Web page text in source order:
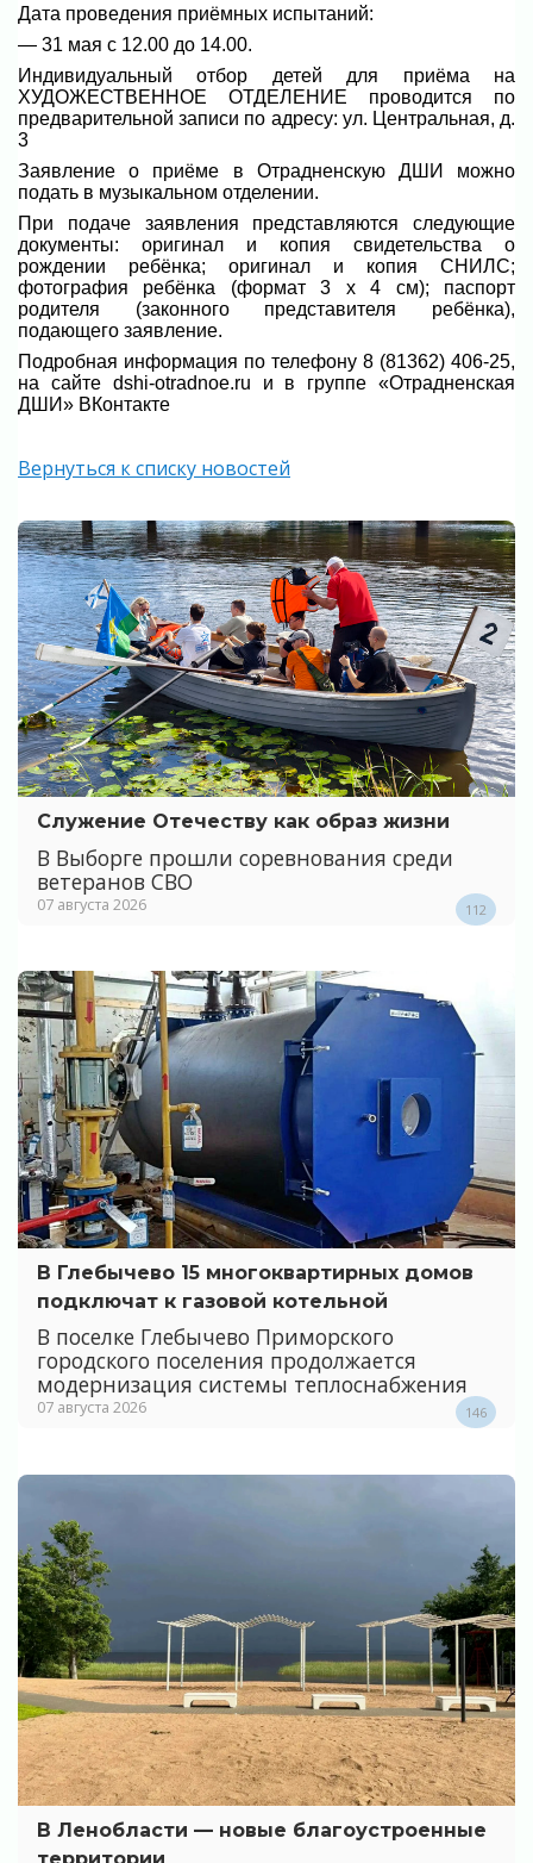
Дата проведения приёмных испытаний:
— 31 мая с 12.00 до 14.00.
Индивидуальный отбор детей для приёма на
ХУДОЖЕСТВЕННОЕ ОТДЕЛЕНИЕ проводится по
предварительной записи по адресу: ул. Центральная, д.
3
Заявление о приёме в Отрадненскую ДШИ можно
подать в музыкальном отделении.
При подаче заявления представляются следующие
документы: оригинал и копия свидетельства о
рождении ребёнка; оригинал и копия СНИЛС;
фотография ребёнка (формат 3 х 4 см); паспорт
родителя (законного представителя ребёнка),
подающего заявление.
Подробная информация по телефону 8 (81362) 406-25,
на сайте dshi-otradnoe.ru и в группе «Отрадненская
ДШИ» ВКонтакте
Вернуться к списку новостей
Служение Отечеству как образ жизни
В Выборге прошли соревнования среди
ветеранов СВО
07 августа 2026 112
В Глебычево 15 многоквартирных домов
подключат к газовой котельной
В поселке Глебычево Приморского
городского поселения продолжается
модернизация системы теплоснабжения
07 августа 2026 146
В Ленобласти — новые благоустроенные